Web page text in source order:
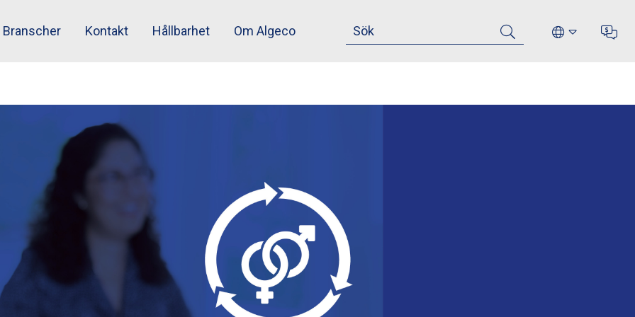
Branscher Kontakt Hållbarhet Om Algeco